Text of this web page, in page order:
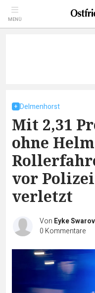
MENÜ
Delmenhorst
Mit 2,31
ohne
vor
verletzt
Von Eyke
0 Kommentare